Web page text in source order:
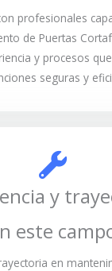
profesionales
de Puertas
y procesos
seguras y
y
este
en